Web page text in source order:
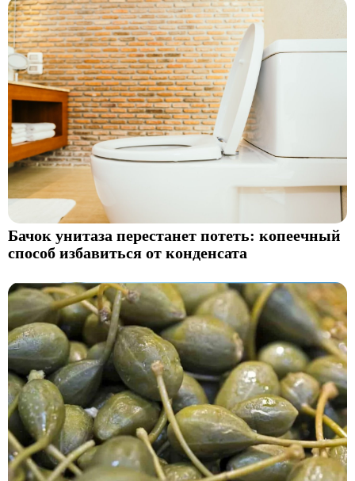
Бачок унитаза перестанет потеть: копеечный
способ избавиться от конденсата